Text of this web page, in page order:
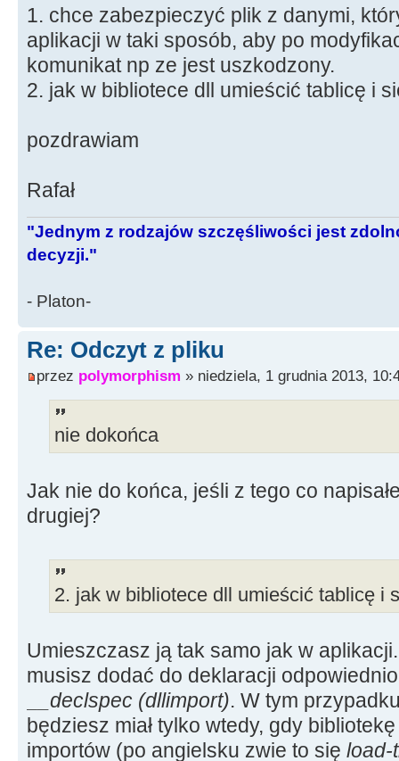
1. chce zabezpieczyć plik z danymi,
aplikacji w taki sposób, aby po
komunikat np ze jest uszkodzony.
2. jak w bibliotece dll umieścić tablicę i
pozdrawiam
Rafał
"Jednym z rodzajów szczęśliwości jest
decyzji."
- Platon-
Re: Odczyt z pliku
przez polymorphism » niedziela, 1 grudnia 2013,
nie dokońca
Jak nie do końca, jeśli z tego co
drugiej?
2. jak w bibliotece dll umieścić tablicę i
Umieszczasz ją tak samo jak w
musisz dodać do deklaracji
__declspec (dllimport). W tym
będziesz miał tylko wtedy, gdy
importów (po angielsku zwie to się load-